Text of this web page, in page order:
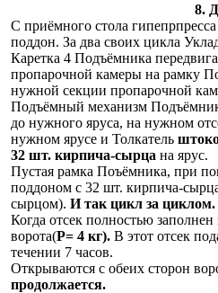
8.
С приёмного стола
поддон. За два своих цикла
Каретка 4 Подъёмника
пропарочной камеры на рамку
нужной секции пропарочной
Подъёмный механизм
до нужного яруса, на нужном
нужном ярусе и Толкатель
32 шт. кирпича-сырца на ярус.
Пустая рамка Поъёмника, при
поддоном с 32 шт. кирпича-
сырцом). И так цикл за циклом.
Когда отсек полностью
ворота(Р= 4 кг). В этот отсек
течении 7 часов.
Открываются с обеих сторон
продолжается.